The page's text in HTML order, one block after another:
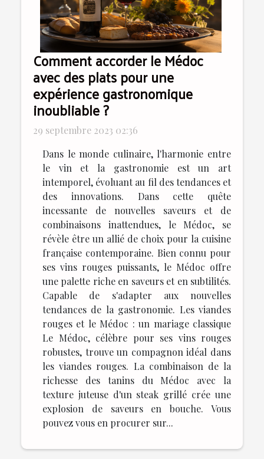
Comment accorder le Médoc
avec des plats pour une
expérience gastronomique
inoubliable ?
29 septembre 2023 02:36
Dans le monde culinaire, l'harmonie entre
le vin et la gastronomie est un art
intemporel, évoluant au fil des tendances et
des innovations. Dans cette quête
incessante de nouvelles saveurs et de
combinaisons inattendues, le Médoc, se
révèle être un allié de choix pour la cuisine
française contemporaine. Bien connu pour
ses vins rouges puissants, le Médoc offre
une palette riche en saveurs et en subtilités.
Capable de s'adapter aux nouvelles
tendances de la gastronomie. Les viandes
rouges et le Médoc : un mariage classique
Le Médoc, célèbre pour ses vins rouges
robustes, trouve un compagnon idéal dans
les viandes rouges. La combinaison de la
richesse des tanins du Médoc avec la
texture juteuse d'un steak grillé crée une
explosion de saveurs en bouche. Vous
pouvez vous en procurer sur...